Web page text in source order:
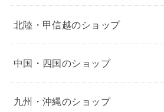
北陸・甲信越のショップ
中国・四国のショップ
九州・沖縄のショップ